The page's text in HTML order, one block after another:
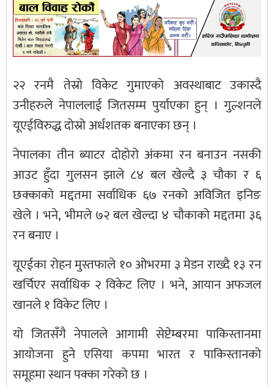
२२ रनमै तेस्रो विकेट गुमाएको अवस्थाबाट उकास्दै
उनीहरुले नेपाललाई जितसम्म पुर्याएका हुन् । गुल्शनले
यूएईविरुद्ध दोस्रो अर्धशतक बनाएका छन् ।
नेपालका तीन ब्याटर दोहोरो अंकमा रन बनाउन नसकी
आउट हुँदा गुलसन झाले ८४ बल खेल्दै ३ चौका र ६
छक्काको मद्दतमा सर्वाधिक ६७ रनको अविजित इनिङ
खेले । भने, भीमले ७२ बल खेल्दा ४ चौकाको मद्दतमा ३६
रन बनाए ।
यूएईका रोहन मुस्तफाले १० ओभरमा ३ मेडन राख्दै १३ रन
खर्चिएर सर्वाधिक २ विकेट लिए । भने, आयान अफजल
खानले १ विकेट लिए ।
यो जितसँगै नेपालले आगामी सेप्टेम्बरमा पाकिस्तानमा
आयोजना हुने एसिया कपमा भारत र पाकिस्तानको
समूहमा स्थान पक्का गरेको छ ।